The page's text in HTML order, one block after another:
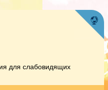
для слабовидящих